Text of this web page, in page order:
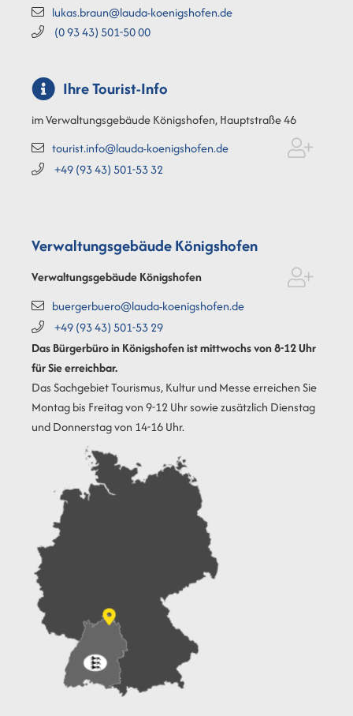
lukas.braun@lauda-koenigshofen.de
(09343) 501-5000
Ihre Tourist-Info
im Verwaltungsgebäude Königshofen, Hauptstraße 46
tourist.info@lauda-koenigshofen.de
+49 (9343) 501-5332
Verwaltungsgebäude Königshofen
Verwaltungsgebäude Königshofen
buergerbuero@lauda-koenigshofen.de
+49 (9343) 501-5329
Das Bürgerbüro in Königshofen ist mittwochs von 8-12 Uhr
für Sie erreichbar.
Das Sachgebiet Tourismus, Kultur und Messe erreichen Sie
Montag bis Freitag von 9-12 Uhr sowie zusätzlich Dienstag
und Donnerstag von 14-16 Uhr.